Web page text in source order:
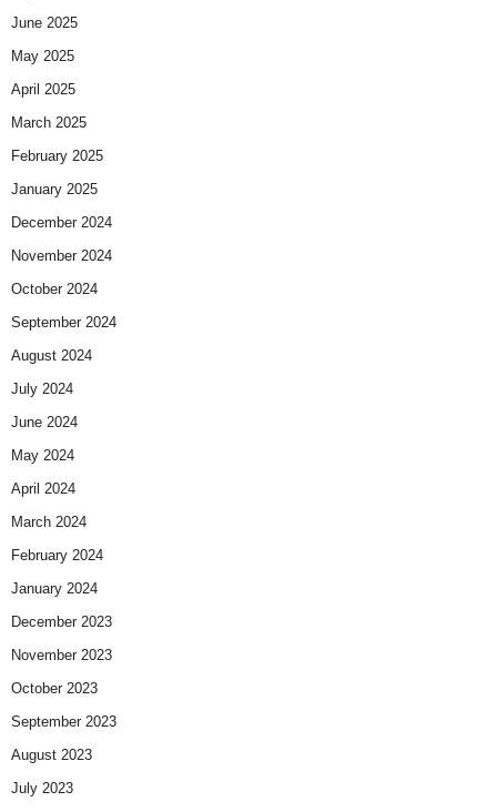
June 2025
May 2025
April 2025
March 2025
February 2025
January 2025
December 2024
November 2024
October 2024
September 2024
August 2024
July 2024
June 2024
May 2024
April 2024
March 2024
February 2024
January 2024
December 2023
November 2023
October 2023
September 2023
August 2023
July 2023